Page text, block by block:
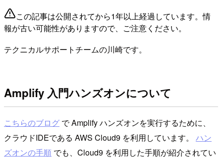
この記事は公開されてから1年以上経過しています。情
報が古い可能性がありますので、ご注意ください。
テクニカルサポートチームの川崎です。
Amplify 入門ハンズオンについて
こちらのブログ で Amplify ハンズオンを実行するために、
クラウドIDEである AWS Cloud9 を利用しています。 ハン
ズオンの手順 でも、Cloud9 を利用した手順が紹介されてい